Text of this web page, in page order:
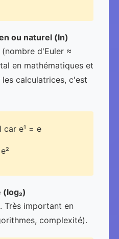
ou naturel (ln)
d'Euler ≈
en mathématiques et
calculatrices, c'est
car e¹ = e
(log₂)
Très important en
complexité).